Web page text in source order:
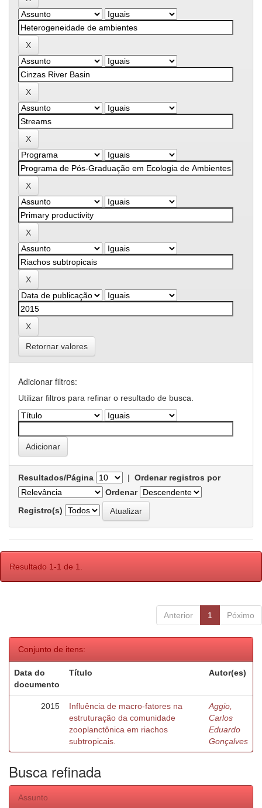
Retornar valores
Adicionar filtros:
Utilizar filtros para refinar o resultado de busca.
Resultados/Página | Ordenar registros por
Ordenar
Registro(s)
Resultado 1-1 de 1.
Anterior 1 Póximo
Conjunto de itens:
Data do
documento
Título Autor(es)
2015
Influência de macro-fatores na
estruturação da comunidade
zooplanctônica em riachos
subtropicais.
Aggio,
Carlos
Eduardo
Gonçalves
Busca refinada
Assunto